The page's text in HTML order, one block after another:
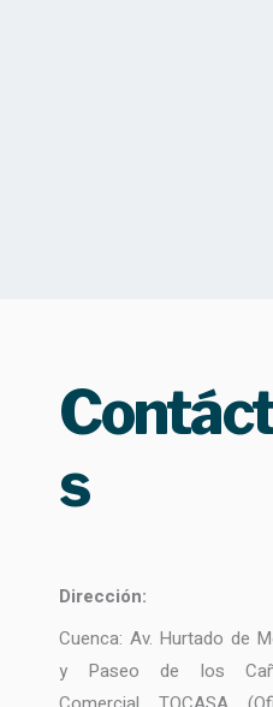
s
Dirección:
Cuenca: Av. Hurtado de
y Paseo de los